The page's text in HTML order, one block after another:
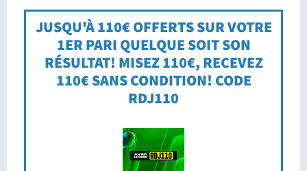
JUSQU'À 110€ OFFERTS SUR VOTRE
1ER PARI QUELQUE SOIT SON
RÉSULTAT! MISEZ 110€, RECEVEZ
110€ SANS CONDITION! CODE
RDJ110